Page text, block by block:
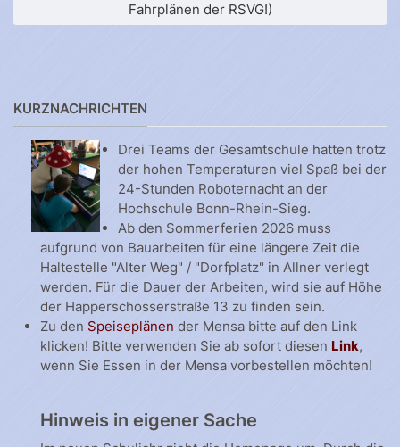
Fahrplänen der RSVG!)
KURZNACHRICHTEN
Drei Teams der Gesamtschule hatten trotz
der hohen Temperaturen viel Spaß bei der
24-Stunden Roboternacht an der
Hochschule Bonn-Rhein-Sieg.
Ab den Sommerferien 2026 muss
aufgrund von Bauarbeiten für eine längere Zeit die
Haltestelle "Alter Weg" / "Dorfplatz" in Allner verlegt
werden. Für die Dauer der Arbeiten, wird sie auf Höhe
der Happerschosserstraße 13 zu finden sein.
Zu den Speiseplänen der Mensa bitte auf den Link
klicken! Bitte verwenden Sie ab sofort diesen Link,
wenn Sie Essen in der Mensa vorbestellen möchten!
Hinweis in eigener Sache